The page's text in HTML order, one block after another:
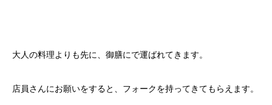
大人の料理よりも先に、御膳にで運ばれてきます。
店員さんにお願いをすると、フォークを持ってきてもらえます。